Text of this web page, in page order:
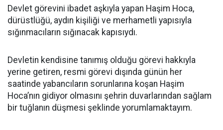
Devlet görevini ibadet aşkıyla yapan Haşim Hoca,
dürüstlüğü, aydın kişiliği ve merhametli yapısıyla
sığınmacıların sığınacak kapısıydı.
Devletin kendisine tanımış olduğu görevi hakkıyla
yerine getiren, resmi görevi dışında günün her
saatinde yabancıların sorunlarına koşan Haşim
Hoca’nın gidiyor olmasını şehrin duvarlarından sağlam
bir tuğlanın düşmesi şeklinde yorumlamaktayım.